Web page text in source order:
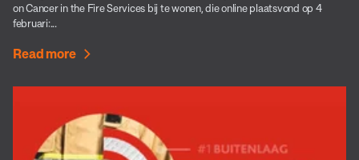
on Cancer in the Fire Services bij te wonen, die online plaatsvond op 4
februari:...
Read more